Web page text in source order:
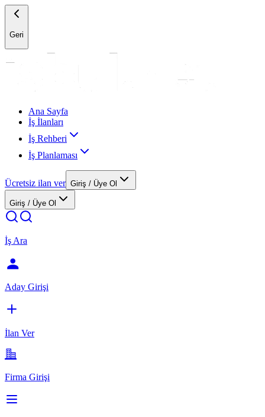
Geri
Ana Sayfa
İş İlanları
İş Rehberi
İş Planlaması
Ücretsiz ilan ver Giriş / Üye Ol
Giriş / Üye Ol
İş Ara
Aday Girişi
İlan Ver
Firma Girişi